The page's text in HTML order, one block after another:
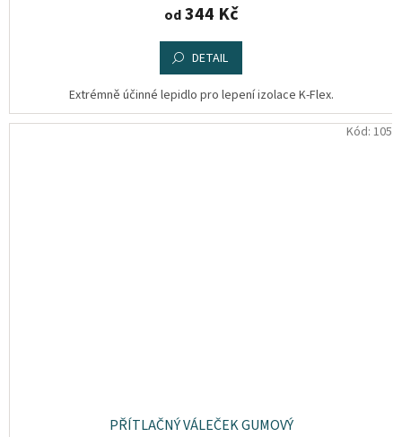
od344 Kč
DETAIL
Extrémně účinné lepidlo pro lepení izolace K-Flex.
PŘÍTLAČNÝ VÁLEČEK GUMOVÝ
Kód: 105